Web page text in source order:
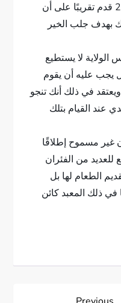
أطفالهم من ارتفاع يصل إلى 200 قدم تقريبًا على أن
بهدف جلب الخير
لا يستطيع
يجب عليه أن يقوم
في ذلك أنك تنجو
عند القيام بتلك
مسموح إطلاقًا
للعديد من الفئران
الطعام لها بل
في ذلك المعبد كائن